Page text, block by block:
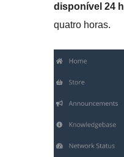
disponível 24
quatro horas.